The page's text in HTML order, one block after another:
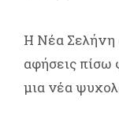
Η Νέα Σελήνη
αφήσεις πίσω
μια νέα